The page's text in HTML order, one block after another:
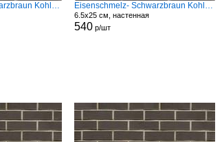
Eisenschmelz- Schwarzbraun Kohle Spezial Nf Eisenschmelz- Schwarzbraun Kohle Spezial Rf
6.5x25 см, настенная
540 р/шт